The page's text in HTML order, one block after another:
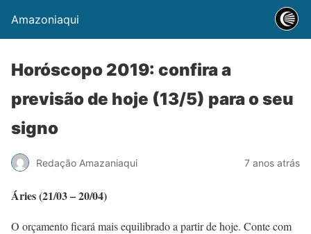
Amazoniaqui
Horóscopo 2019: confira a
previsão de hoje (13/5) para o seu
signo
Redação Amazaniaqui 7 anos atrás
Áries (21/03 – 20/04)
O orçamento ficará mais equilibrado a partir de hoje. Conte com